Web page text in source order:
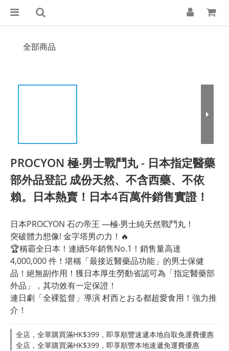
全部商品
PROCYON 極‧男士戰鬥丸 - 日本指定醫藥
部外品登記 成份天然、不含西藥、不依
賴。日本熱賣！日本4百萬件銷售實證！
日本PROCYON 石の帝王 —極‧男士純天然戰鬥丸！
突破體力想像! 金字塔男の力！🔥
🏆稱霸全日本！連續5年銷售No.1！銷售量高達
4,000,000 件！堪稱「最接近醫藥品功能」的男士保健
品！絕無副作用！獲日本厚生勞動省認可為「指定醫藥部
外品」，其功效有一定保證！
連日劇「全裸監督」導演 村西とおる都超愛食用！強力推
介！
全店，全單購買滿HK$399，即享順豐速遞本地自取免運費優惠
全店，全單購買滿HK$399，即享順豐本地速遞免運費優惠